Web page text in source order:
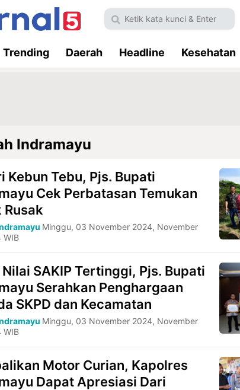
Trending Daerah Headline Kesehatan
Indramayu
Kebun Tebu, Pjs. Bupati
Cek Perbatasan Temukan
Rusak
Minggu, 03 November 2024, November
WIB
SAKIP Tertinggi, Pjs. Bupati
Serahkan Penghargaan
SKPD dan Kecamatan
Minggu, 03 November 2024, November
WIB
Motor Curian, Kapolres
Dapat Apresiasi Dari